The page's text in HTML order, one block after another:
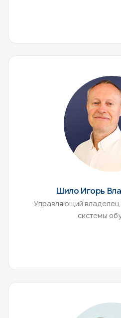
Шило Игорь
Управляющий
системы